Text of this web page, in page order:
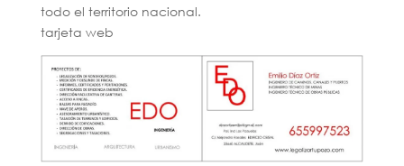
todo el territorio nacional.
tarjeta web